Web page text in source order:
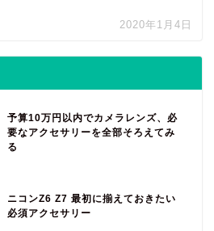
2020年1月4日
予算10万円以内でカメラレンズ、必
要なアクセサリーを全部そろえてみ
る
ニコンZ6 Z7 最初に揃えておきたい
必須アクセサリー